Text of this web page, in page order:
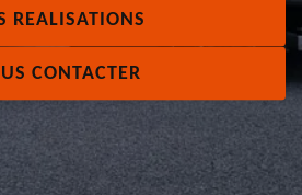
REALISATIONS
CONTACTER